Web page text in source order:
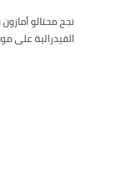
الفيدرالية على